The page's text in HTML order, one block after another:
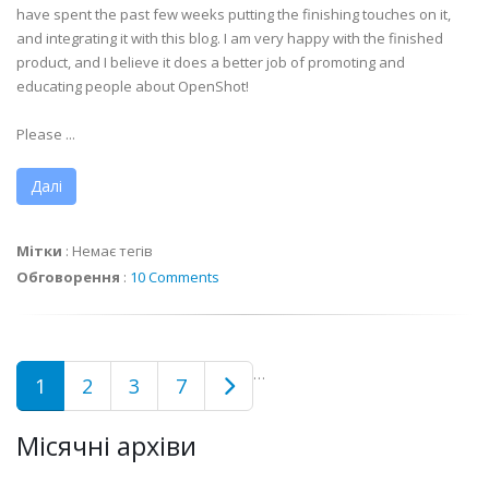
have spent the past few weeks putting the finishing touches on it,
and integrating it with this blog. I am very happy with the finished
product, and I believe it does a better job of promoting and
educating people about OpenShot!
Please ...
Далі
Мітки : Немає тегів
Обговорення : 10 Comments
1 2 3 …
7
Місячні архіви